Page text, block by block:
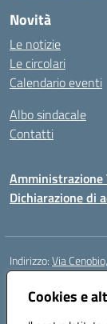
Cookies e
Novità
Le notizie
Le circolari
Calendario eventi
Albo sindacale
Contatti
Amministrazione
Dichiarazione di
Indirizzo:Via
Centralino:
Posta elettronica